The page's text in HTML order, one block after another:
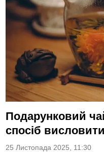
Подарунковий
спосіб
25 Листопада 2025, 11:30